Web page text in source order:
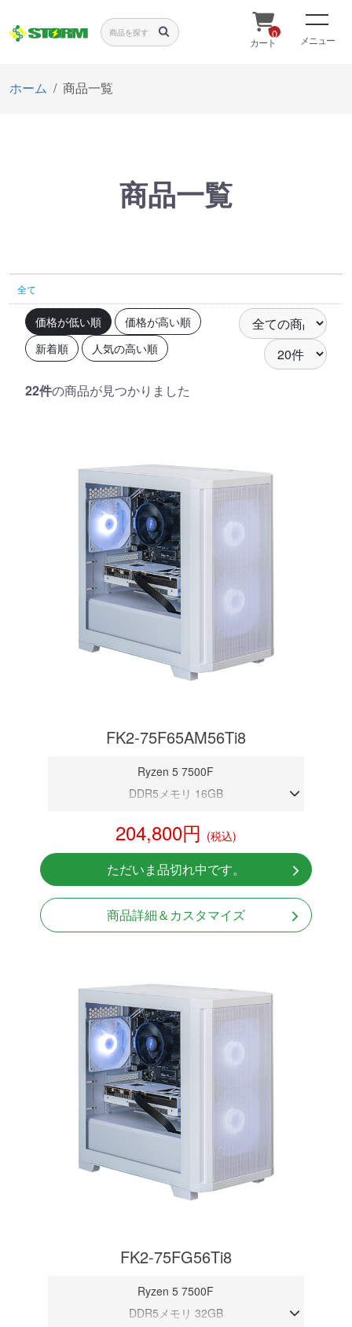
0
カート メニュー
ホーム 商品一覧
商品一覧
全て
価格が低い順
価格が高い順
新着順
人気の高い順
22件の商品が見つかりました
FK2-75F65AM56Ti8
Ryzen 5 7500F
DDR5メモリ 16GB
NVMeSSD 1TB
Windows11 Home 64bit
204,800円 (税込)
ただいま品切れ中です。
商品詳細＆カスタマイズ
FK2-75FG56Ti8
Ryzen 5 7500F
DDR5メモリ 32GB